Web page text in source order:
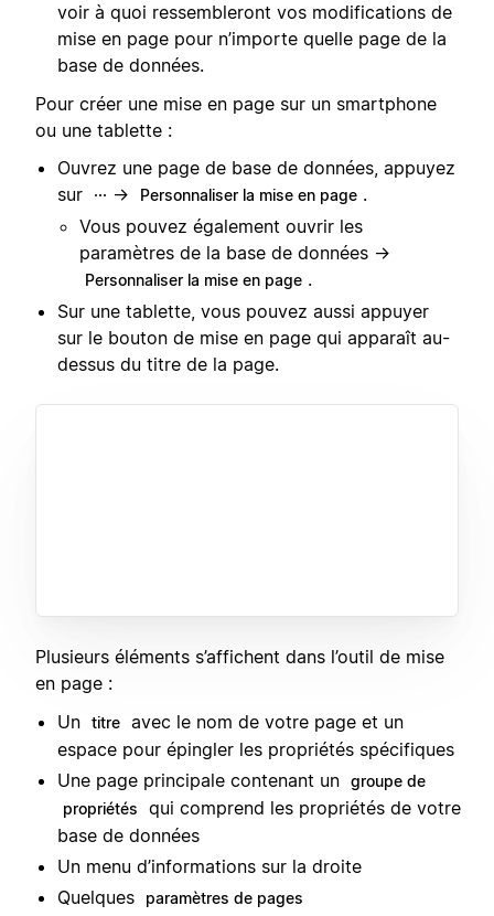
voir à quoi ressembleront vos modifications de
mise en page pour n’importe quelle page de la
base de données.
Pour créer une mise en page sur un smartphone
ou une tablette :
Ouvrez une page de base de données, appuyez
sur
··· → Personnaliser la mise en page .
Vous pouvez également ouvrir les
paramètres de la base de données →
Personnaliser la mise en page .
Sur une tablette, vous pouvez aussi appuyer
sur le bouton de mise en page qui apparaît au-
dessus du titre de la page.
Plusieurs éléments s’affichent dans l’outil de mise
en page :
Un titre avec le nom de votre page et un
espace pour épingler les propriétés spécifiques
Une page principale contenant un groupe de
propriétés
qui comprend les propriétés de votre
base de données
Un menu d’informations sur la droite
Quelques
paramètres de pages